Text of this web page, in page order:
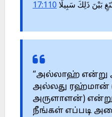
بَيْنَ ذَلِكَ سَبِيلًا 17:110
“அல்லாஹ் என்று
அல்லது
அருளாளன்)
நீங்கள் எப்படி